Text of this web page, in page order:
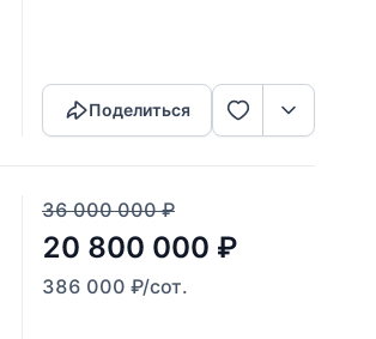
Поделиться
36 000 000 ₽
20 800 000 ₽
386 000 ₽/сот.